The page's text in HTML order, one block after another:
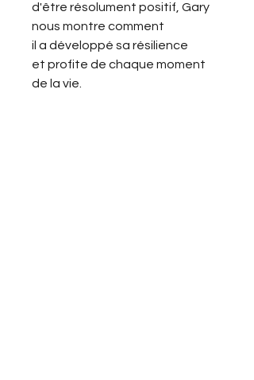
d'être résolument positif, Gary
nous montre comment
il a développé sa résilience
et profite de chaque moment
de la vie.